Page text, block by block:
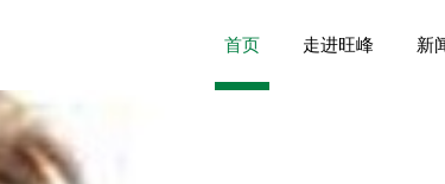
首页 走进旺峰 新